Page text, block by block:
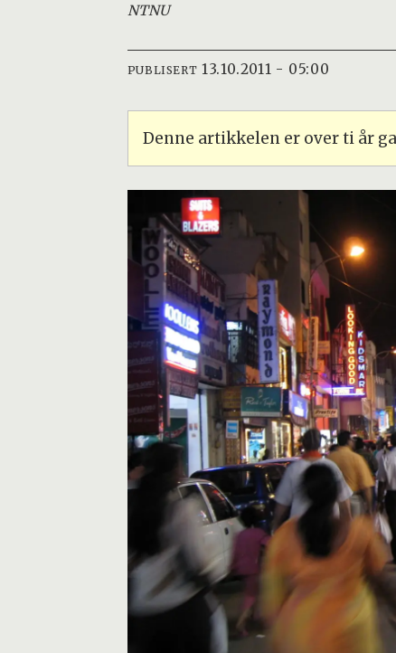
NTNU
PUBLISERT 13.10.2011 - 05:00
Denne artikkelen er over ti år